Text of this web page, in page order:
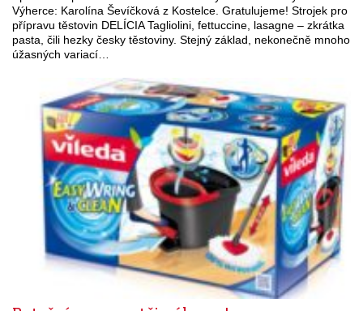
Výherce: Karolína Ševíčková z Kostelce. Gratulujeme! Strojek pro
přípravu těstovin DELÍCIA Tagliolini, fettuccine, lasagne – zkrátka
pasta, čili hezky česky těstoviny. Stejný základ, nekonečně mnoho
úžasných variací…